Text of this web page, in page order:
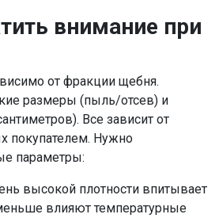
внимание при
от фракции щебня.
размеры (пыль/отсев) и
Все зависит от
покупателем. Нужно
параметры:
высокой плотности впитывает
влияют температурные